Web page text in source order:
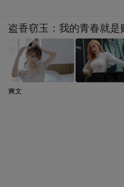
盗香窃玉：我的青春就是
爽文